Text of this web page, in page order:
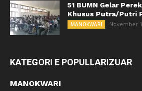
51 BUMN Gelar
Khusus Putra/Putri
MANOKWARI November
KATEGORI E POPULLARIZUAR
MANOKWARI